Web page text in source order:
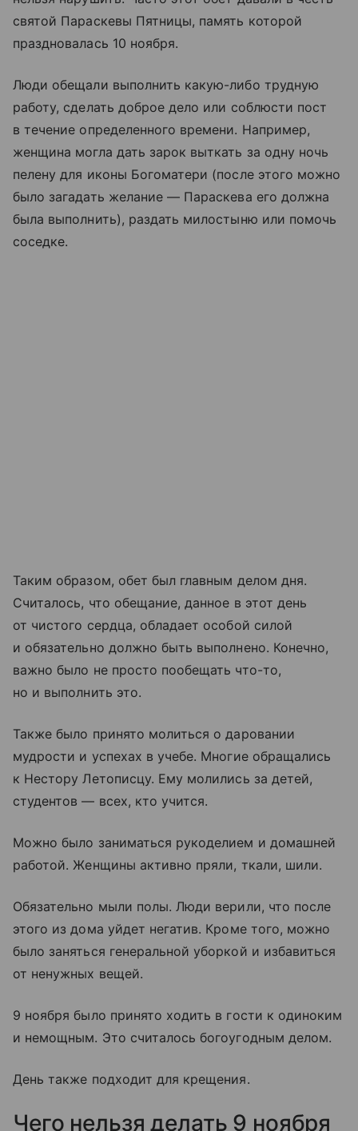
святой Параскевы Пятницы, память которой
праздновалась 10 ноября.
Люди обещали выполнить какую-либо трудную
работу, сделать доброе дело или соблюсти пост
в течение определенного времени. Например,
женщина могла дать зарок выткать за одну ночь
пелену для иконы Богоматери (после этого можно
было загадать желание — Параскева его должна
была выполнить), раздать милостыню или помочь
соседке.
Таким образом, обет был главным делом дня.
Считалось, что обещание, данное в этот день
от чистого сердца, обладает особой силой
и обязательно должно быть выполнено. Конечно,
важно было не просто пообещать что-то,
но и выполнить это.
Также было принято молиться о даровании
мудрости и успехах в учебе. Многие обращались
к Нестору Летописцу. Ему молились за детей,
студентов — всех, кто учится.
Можно было заниматься рукоделием и домашней
работой. Женщины активно пряли, ткали, шили.
Обязательно мыли полы. Люди верили, что после
этого из дома уйдет негатив. Кроме того, можно
было заняться генеральной уборкой и избавиться
от ненужных вещей.
9 ноября было принято ходить в гости к одиноким
и немощным. Это считалось богоугодным делом.
День также подходит для крещения.
Чего нельзя делать 9 ноября